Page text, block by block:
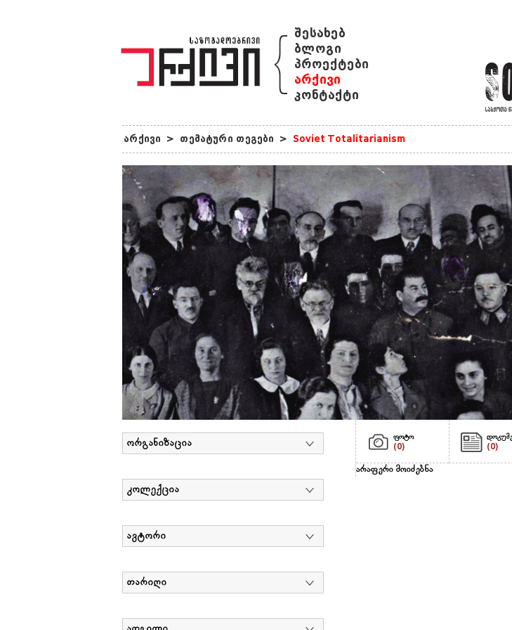
{ შესახებ
ბლოგი
პროექტები
არქივი
კონტაქტი
არქივი > თემატური თეგები > Soviet Totalitarianism
ორგანიზაცია
კოლექცია
ავტორი
თარიღი
ფოტო
(0) (0)
არაფერი მოიძებნა